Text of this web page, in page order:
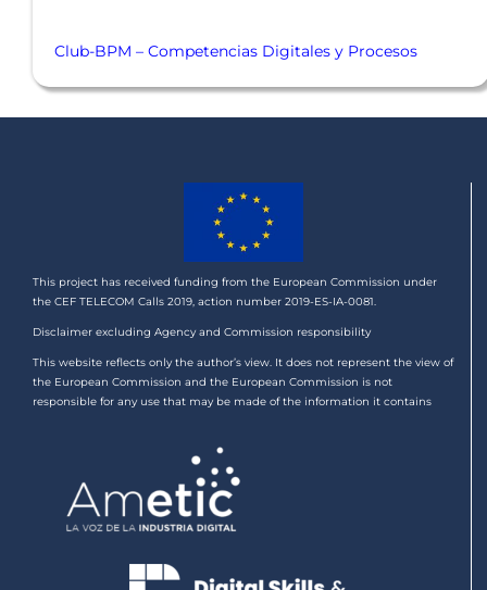
Club-BPM – Competencias Digitales y Procesos
This project has received funding from the European Commission under
the CEF TELECOM Calls 2019, action number 2019-ES-IA-0081.
Disclaimer excluding Agency and Commission responsibility
This website reflects only the author’s view. It does not represent the view of
the European Commission and the European Commission is not
responsible for any use that may be made of the information it contains